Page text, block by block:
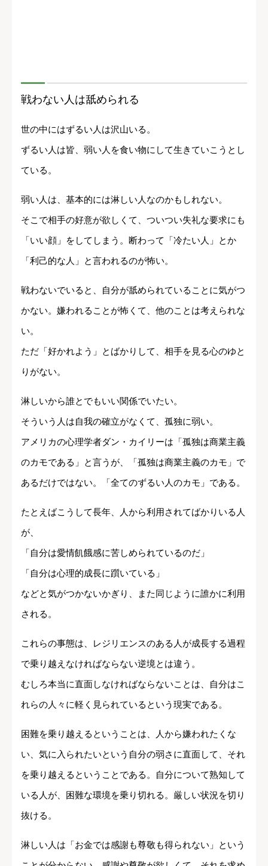
戦わない人は舐められる
世の中にはずるい人は沢山いる。
ずるい人は皆、弱い人を食い物にして生きていこうとし
ている。
弱い人は、基本的には淋しい人なのかもしれない。
そこで相手の好意が欲しくて、ついつい失礼な要求にも
「いい顔」をしてしまう。断わって「冷たい人」とか
「利己的な人」と言われるのが怖い。
戦わないでいると、自分が舐められていることに気がつ
かない。嫌われることが怖くて、他のことは考えられな
い。
ただ「好かれよう」とばかりして、相手を見る心のゆと
りがない。
淋しいから誰とでもいい関係でいたい。
そういう人は自我の確立がなくて、孤独に弱い。
アメリカの心理学者ダン・カイリーは「孤独は商業主義
のカモである」と言うが、「孤独は商業主義のカモ」で
あるだけではない。「全てのずるい人のカモ」である。
たとえばこうして長年、人から利用されてばかりいる人
が、
「自分は愛情飢餓感に苦しめられているのだ」
「自分は心理的成長に躓いている」
などと気がつかないかぎり、また同じように誰かに利用
される。
これらの事態は、レジリエンスのある人が成長する過程
で乗り越えなければならない逆境とは違う。
むしろ本当に直面しなければならないことは、自分はこ
れらの人々に軽く見られているという現実である。
困難を乗り越えるということは、人から嫌われたくな
い、気に入られたいという自分の弱さに直面して、それ
を乗り越えるということである。自分について熟知して
いる人が、困難な環境を乗り切れる。厳しい状況を切り
抜ける。
淋しい人は「お金では感謝も尊敬も得られない」という